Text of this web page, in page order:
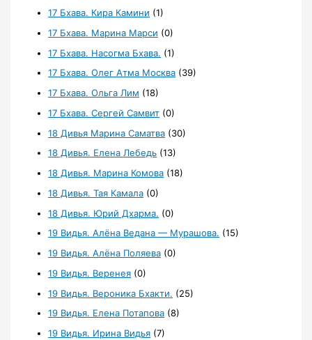
17 Бхава. Кира Камини (1)
17 Бхава. Марина Марси (0)
17 Бхава. Насогма Бхава. (1)
17 Бхава. Олег Атма Москва (39)
17 Бхава. Ольга Лим (18)
17 Бхава. Сергей Самвит (0)
18 Дивья Марина Саматва (30)
18 Дивья. Елена Лебедь (13)
18 Дивья. Марина Комова (18)
18 Дивья. Тая Камала (0)
18 Дивья. Юрий Дхарма. (0)
19 Видья. Алёна Ведана — Мурашова. (15)
19 Видья. Алёна Поляева (0)
19 Видья. Веренея (0)
19 Видья. Вероника Бхакти. (25)
19 Видья. Елена Потапова (8)
19 Видья. Ирина Видья (7)